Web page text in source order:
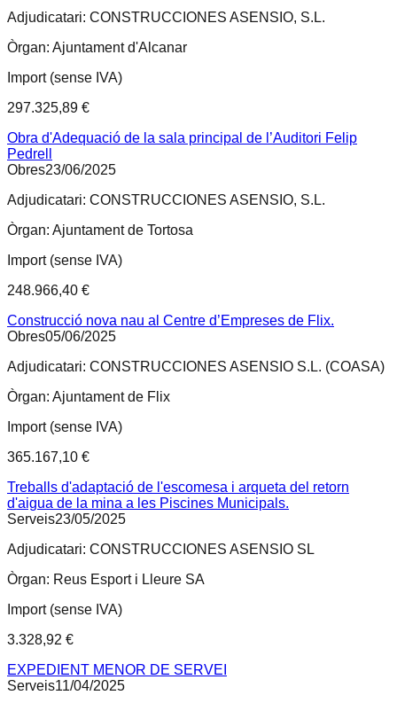
Adjudicatari: CONSTRUCCIONES ASENSIO, S.L.
Òrgan: Ajuntament d'Alcanar
Import (sense IVA)
297.325,89 €
Obra d'Adequació de la sala principal de l’Auditori Felip
Pedrell
Obres23/06/2025
Adjudicatari: CONSTRUCCIONES ASENSIO, S.L.
Òrgan: Ajuntament de Tortosa
Import (sense IVA)
248.966,40 €
Construcció nova nau al Centre d’Empreses de Flix.
Obres05/06/2025
Adjudicatari: CONSTRUCCIONES ASENSIO S.L. (COASA)
Òrgan: Ajuntament de Flix
Import (sense IVA)
365.167,10 €
Treballs d'adaptació de l'escomesa i arqueta del retorn
d'aigua de la mina a les Piscines Municipals.
Serveis23/05/2025
Adjudicatari: CONSTRUCCIONES ASENSIO SL
Òrgan: Reus Esport i Lleure SA
Import (sense IVA)
3.328,92 €
EXPEDIENT MENOR DE SERVEI
Serveis11/04/2025